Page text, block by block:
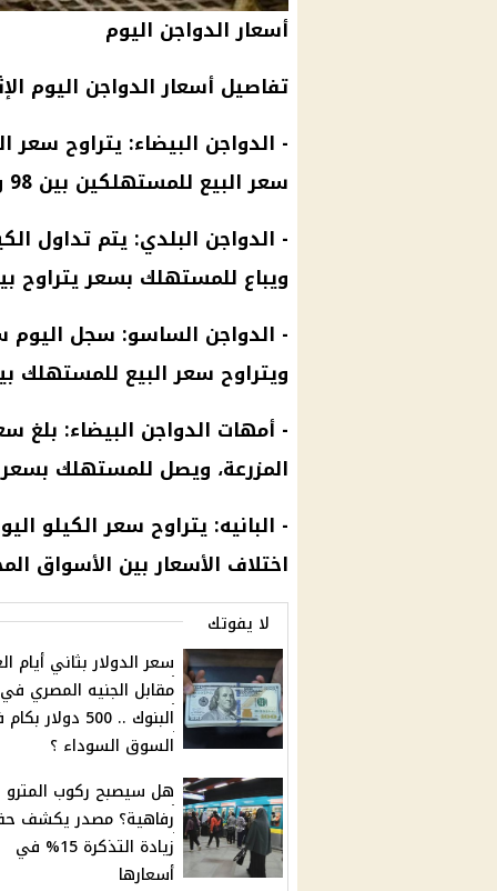
أسعار الدواجن اليوم
تفاصيل أسعار الدواجن اليوم
- الدواجن البيضاء
سعر البيع للمستهلكين بين 98 و99 جنيهًا.
- الدواجن
ويباع للمستهلك بسعر يتراوح بين 125 و126
- الدواجن
ويتراوح سعر البيع للمستهلك بين 105 و106
- أمهات الدواجن البيضاء
المزرعة، ويصل للمستهلك بسعر 82
اختلاف الأسعاربين الأسواق
لا يفوتك
سعر الدولار بثاني أيام
مقابل الجنيه المصري في
البنوك .. 500 دولار
السوق السوداء ؟
هل سيصبح ركوب المترو
رفاهية؟ مصدر يكشف
زيادة التذكرة 15% في
أسعارها